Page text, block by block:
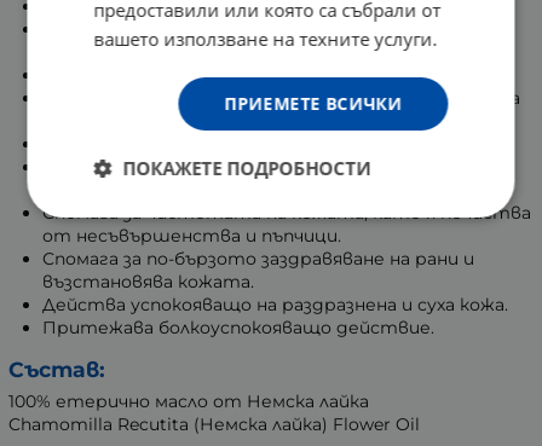
Облекчава болката и намалява възпаленията.
действие.
Спомага за облекчаване на подувания и отоци.
Подпомага естественото овлажняване на косата
Притежава успокояващ ефект при менструални
Спомага за чистотата на кожата, като я почиства
от несъвършенства и пъпчици.
Спомага за по-бързото заздравяване на рани и
възстановява кожата.
Действа успокояващо на раздразнена и суха кожа.
Притежава болкоуспокояващо действие.
Състав:
100% етерично масло от Немска лайка
Chamomilla Recutita (Немска лайка) Flower Oil
предоставили или която са събрали от
вашето използване на техните услуги.
ПРИЕМЕТЕ ВСИЧКИ
ПОКАЖЕТЕ ПОДРОБНОСТИ